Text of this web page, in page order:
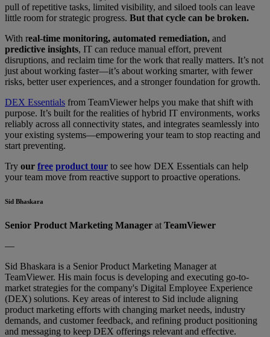
pull of repetitive tasks, limited visibility, and siloed tools can leave
little room for strategic progress. But that cycle can be broken.
With real-time monitoring, automated remediation, and
predictive insights, IT can reduce manual effort, prevent
disruptions, and reclaim time for the work that really matters. It’s not
just about working faster—it’s about working smarter, with fewer
risks, better user experiences, and a stronger foundation for growth.
DEX Essentials from TeamViewer helps you make that shift with
purpose. It’s built for the realities of hybrid IT environments, works
reliably across all connectivity states, and integrates seamlessly into
your existing systems—empowering your team to stop reacting and
start preventing.
Try our free product tour to see how DEX Essentials can help
your team move from reactive support to proactive operations.
Sid Bhaskara
Senior Product Marketing Manager at TeamViewer
—
Sid Bhaskara is a Senior Product Marketing Manager at
TeamViewer. His main focus is developing and executing go-to-
market strategies for the company's Digital Employee Experience
(DEX) solutions. Key areas of interest to Sid include aligning
product marketing efforts with changing market needs, industry
demands, and customer feedback, and refining product positioning
and messaging to keep DEX offerings relevant and effective.